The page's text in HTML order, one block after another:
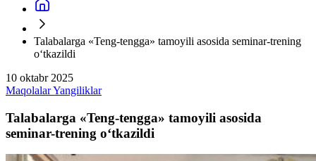
Talabalarga «Teng-tengga» tamoyili asosida seminar-trening
o‘tkazildi
10 oktabr 2025
MaqolalarYangiliklar
Talabalarga «Teng-tengga» tamoyili asosida
seminar-trening o‘tkazildi